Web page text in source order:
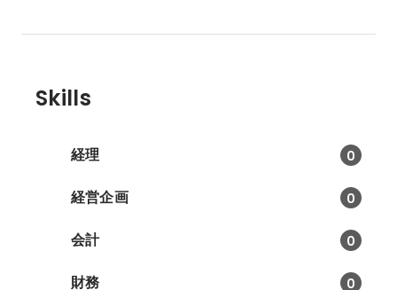
Skills
経理 0
経営企画 0
会計 0
財務 0